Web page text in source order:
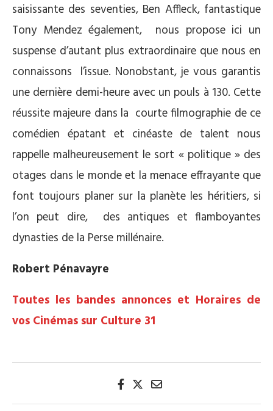
saisissante des seventies, Ben Affleck, fantastique
Tony Mendez également, nous propose ici un
suspense d’autant plus extraordinaire que nous en
connaissons l’issue. Nonobstant, je vous garantis
une dernière demi-heure avec un pouls à 130. Cette
réussite majeure dans la courte filmographie de ce
comédien épatant et cinéaste de talent nous
rappelle malheureusement le sort « politique » des
otages dans le monde et la menace effrayante que
font toujours planer sur la planète les héritiers, si
l’on peut dire, des antiques et flamboyantes
dynasties de la Perse millénaire.
Robert Pénavayre
Toutes les bandes annonces et Horaires de
vos Cinémas sur Culture 31